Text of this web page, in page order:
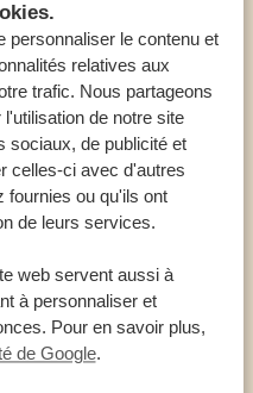
personnaliser le contenu et
relatives aux
trafic. Nous partageons
de notre site
sociaux, de publicité et
celles-ci avec d'autres
fournies ou qu'ils ont
de leurs services.
web servent aussi à
à personnaliser et
Pour en savoir plus,
de Google.
d’oiseaux dont
flamants,
la vallée du Rift